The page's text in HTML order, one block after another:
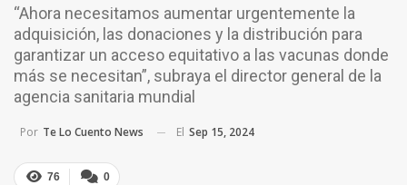
“Ahora necesitamos aumentar urgentemente la
adquisición, las donaciones y la distribución para
garantizar un acceso equitativo a las vacunas donde
más se necesitan”, subraya el director general de la
agencia sanitaria mundial
Por Te Lo Cuento News El Sep 15, 2024
0
76